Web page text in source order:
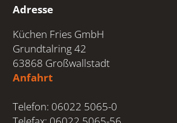
Adresse
Küchen Fries GmbH
Grundtalring 42
63868 Großwallstadt
Anfahrt
Telefon: 06022 5065-0